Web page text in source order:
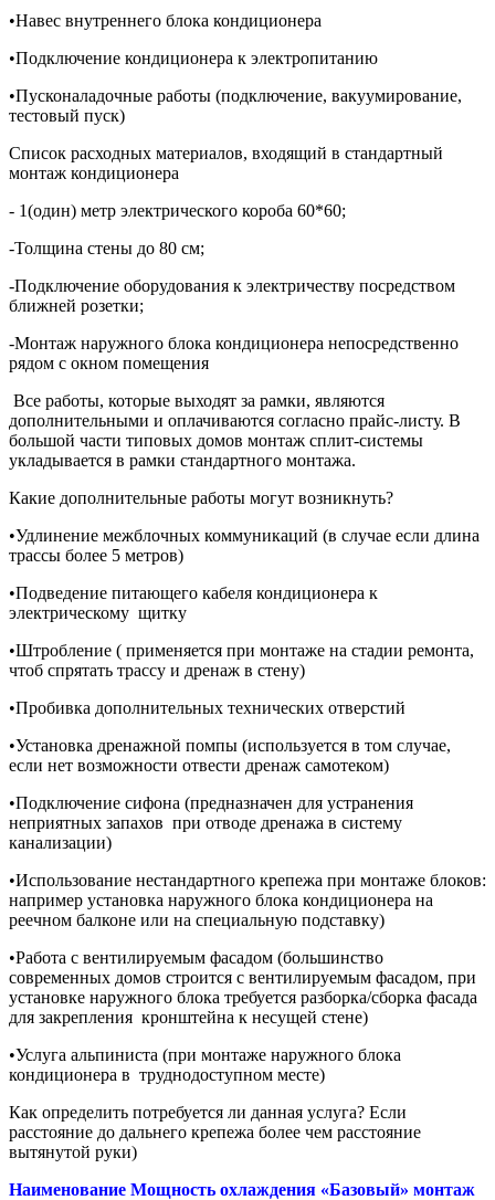
•Навес внутреннего блока кондиционера
•Подключение кондиционера к электропитанию
•Пусконаладочные работы (подключение, вакуумирование,
тестовый пуск)
Список расходных материалов, входящий в стандартный
монтаж кондиционера
- 1(один) метр электрического короба 60*60;
-Толщина стены до 80 см;
-Подключение оборудования к электричеству посредством
ближней розетки;
-Монтаж наружного блока кондиционера непосредственно
рядом с окном помещения
Все работы, которые выходят за рамки, являются
дополнительными и оплачиваются согласно прайс-листу. В
большой части типовых домов монтаж сплит-системы
укладывается в рамки стандартного монтажа.
Какие дополнительные работы могут возникнуть?
•Удлинение межблочных коммуникаций (в случае если длина
трассы более 5 метров)
•Подведение питающего кабеля кондиционера к
электрическому щитку
•Штробление ( применяется при монтаже на стадии ремонта,
чтоб спрятать трассу и дренаж в стену)
•Пробивка дополнительных технических отверстий
•Установка дренажной помпы (используется в том случае,
если нет возможности отвести дренаж самотеком)
•Подключение сифона (предназначен для устранения
неприятных запахов при отводе дренажа в систему
канализации)
•Использование нестандартного крепежа при монтаже блоков:
например установка наружного блока кондиционера на
реечном балконе или на специальную подставку)
•Работа с вентилируемым фасадом (большинство
современных домов строится с вентилируемым фасадом, при
установке наружного блока требуется разборка/сборка фасада
для закрепления кронштейна к несущей стене)
•Услуга альпиниста (при монтаже наружного блока
кондиционера в труднодоступном месте)
Как определить потребуется ли данная услуга? Если
расстояние до дальнего крепежа более чем расстояние
вытянутой руки)
Наименование Мощность охлаждения «Базовый» монтаж